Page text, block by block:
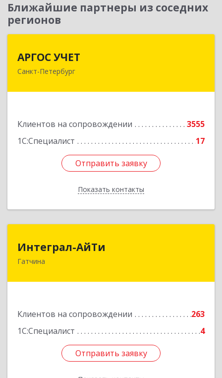
Ближайшие партнеры из соседних
регионов
АРГОС УЧЕТ
Санкт-Петербург
Клиентов на сопровождении
3555
1С:Специалист
17
Отправить заявку
Показать контакты
196191, Санкт-Петербург г, Конституции пл,
Отправить заявку
Назад
Интеграл-АйТи
Гатчина
Клиентов на сопровождении
263
1С:Специалист
4
Отправить заявку
188300, Ленинградская обл, Гатчинский р-н,
Подробнее
Отправить заявку